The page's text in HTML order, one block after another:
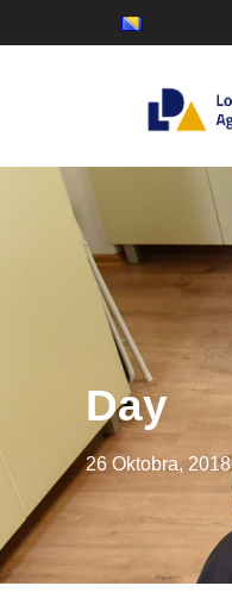
Day
26 Oktobra, 2018